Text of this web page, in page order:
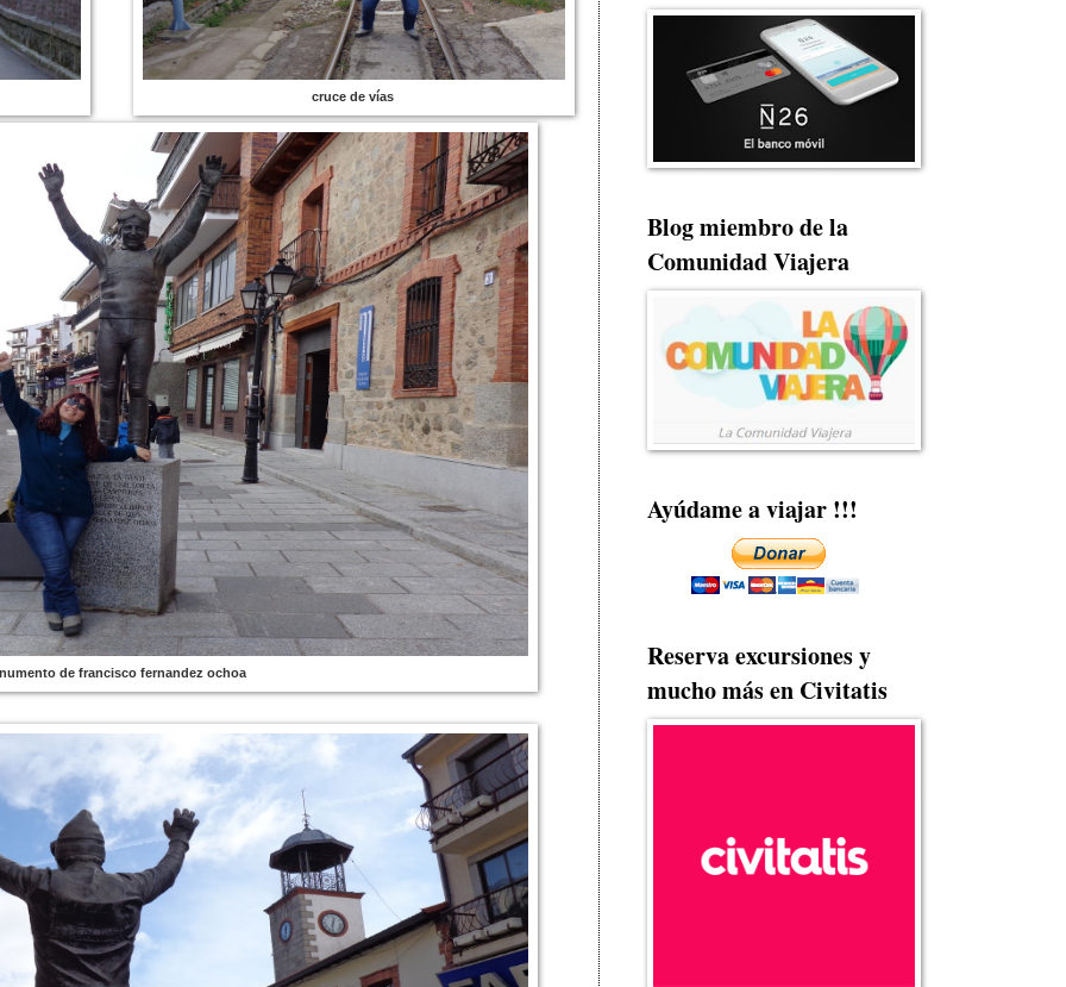
cruce de vías
de francisco fernandez ochoa
Blog miembro de la
Comunidad Viajera
Ayúdame a viajar !!!
Reserva excursiones y
mucho más en Civitatis